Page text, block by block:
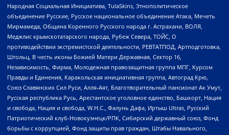
Народная Социальная Инициатива, TulaSkins, Этнополитическое
объединение Русские, Русское национальное объединение Атака, Мечеть
Мирмамеда, Община Коренного Русского народа г. Астрахани, ВОЛЯ,
Меджлис крымскотатарского народа, Рубеж Севера, ТОЙС, О
противодействии экстремистской деятельности, РЕВТАТПОД, Артподготовка,
Штольц, В честь иконы Божией Матери Державная, Сектор 16,
Независимость, Фирма, Молодежная правозащитная группа МПГ, Курсом
Правды и Единения, Каракольская инициативная группа, Автоград Крю,
Союз Славянских Сил Руси, Алля-Аят, Благотворительный пансионат Ак Умут,
Русская республика Русь, Арестантское уголовное единство, Башкорт, Нация
и свобода, Нация и свобода, W.H.С., Фалунь Дафа, Иртыш Ultras, Русский
Патриотический клуб-Новокузнецк/РПК, Сибирский державный союз, Фонд
борьбы с коррупцией, Фонд защиты прав граждан, Штабы Навального,